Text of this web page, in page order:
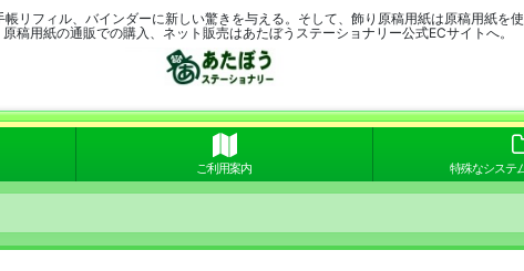
リフィル、バインダーに新しい驚きを与える。そして、飾り原稿用紙は原稿用紙を使
稿用紙の通販での購入、ネット販売はあたぼうステーショナリー公式ECサイトへ。
ご利用案内 特殊なシステ